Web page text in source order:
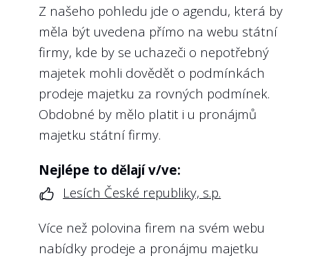
Poskytla státní firma informace o
platech a odměnách jejího ředitele?
Doporučení:
Kromě toho, že k nároku veřejnosti na
informace o odměnách vrcholných
státních firem) existuje již bohatá judikatura
soudů, změnil se již i zákon o svobodném
přístupu k informacím, a to změnou
která míří právě na funkce hodnocené v
Z našeho pohledu jde o agendu, která by
měla být uvedena přímo na webu státní
firmy, kde by se uchazeči o nepotřebný
majetek mohli dovědět o podmínkách
prodeje majetku za rovných podmínek.
Obdobné by mělo platit i u pronájmů
majetku státní firmy.
Nejlépe to dělají v/ve:
Lesích České republiky, s.p.
Více než polovina firem na svém webu
nabídky prodeje a pronájmu majetku